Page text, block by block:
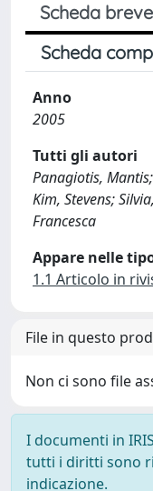
Scheda breve
Scheda
Anno
2005
Tutti gli autori
Panagiotis,
Kim, Stevens;
Francesca
Appare nelle
1.1 Articolo in
File in questo
Non ci sono file
I documenti in
tutti i diritti sono
indicazione.